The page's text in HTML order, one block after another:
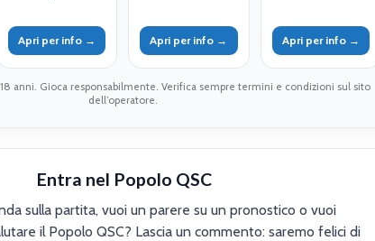
Apri per info → Apri per info → Apri per info →
anni. Gioca responsabilmente. Verifica sempre termini e condizioni sul sito
dell’operatore.
Entra nel Popolo QSC
sulla partita, vuoi un parere su un pronostico o vuoi
il Popolo QSC? Lascia un commento: saremo felici di